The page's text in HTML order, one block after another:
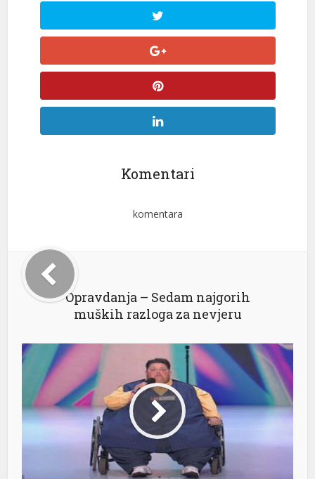
Komentari
komentara
Opravdanja – Sedam najgorih
muških razloga za nevjeru